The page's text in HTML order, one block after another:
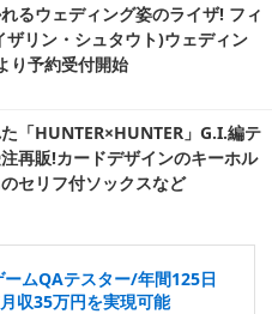
るウェディング姿のライザ! フィ
ザリン・シュタウト)ウェディン
り予約受付開始
「HUNTER×HUNTER」G.I.編テ
再販!カードデザインのキーホル
セリフ付ソックスなど
ムQAテスター/年間125日
収35万円を実現可能